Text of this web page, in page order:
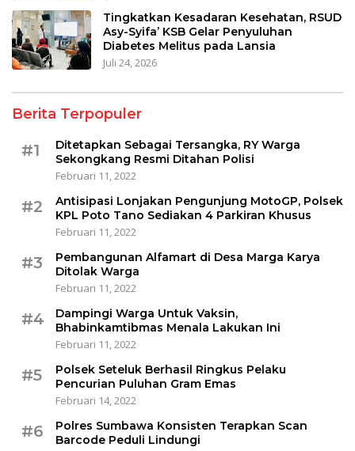
Tingkatkan Kesadaran Kesehatan, RSUD
Asy-Syifa’ KSB Gelar Penyuluhan
Diabetes Melitus pada Lansia
Juli 24, 2026
Berita Terpopuler
#1
Ditetapkan Sebagai Tersangka, RY Warga
Sekongkang Resmi Ditahan Polisi
Februari 11, 2022
#2
Antisipasi Lonjakan Pengunjung MotoGP, Polsek
KPL Poto Tano Sediakan 4 Parkiran Khusus
Februari 11, 2022
#3
Pembangunan Alfamart di Desa Marga Karya
Ditolak Warga
Februari 11, 2022
#4
Dampingi Warga Untuk Vaksin,
Bhabinkamtibmas Menala Lakukan Ini
Februari 11, 2022
#5
Polsek Seteluk Berhasil Ringkus Pelaku
Pencurian Puluhan Gram Emas
Februari 14, 2022
#6
Polres Sumbawa Konsisten Terapkan Scan
Barcode Peduli Lindungi